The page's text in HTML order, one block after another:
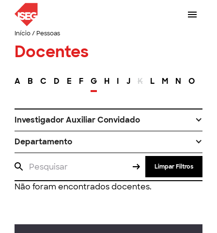
Início/ Pessoas
Docentes
A B C D E F G H I J K L M N O
Investigador Auxiliar Convidado
Departamento
Limpar Filtros
Não foram encontrados docentes.